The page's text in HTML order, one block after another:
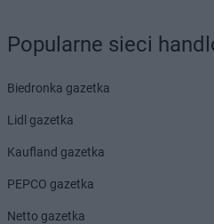
Popularne sieci
Biedronka gazetka
Lidl gazetka
Kaufland gazetka
PEPCO gazetka
Netto gazetka